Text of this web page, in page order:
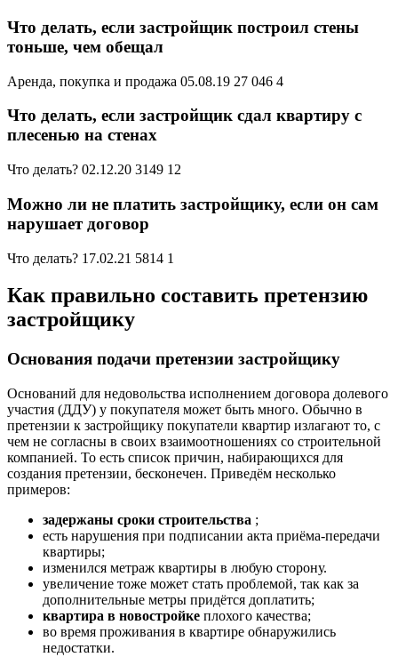
Что делать, если застройщик построил стены
тоньше, чем обещал
Аренда, покупка и продажа 05.08.19 27 046 4
Что делать, если застройщик сдал квартиру с
плесенью на стенах
Что делать? 02.12.20 3149 12
Можно ли не платить застройщику, если он сам
нарушает договор
Что делать? 17.02.21 5814 1
Как правильно составить претензию
застройщику
Основания подачи претензии застройщику
Оснований для недовольства исполнением договора долевого
участия (ДДУ) у покупателя может быть много. Обычно в
претензии к застройщику покупатели квартир излагают то, с
чем не согласны в своих взаимоотношениях со строительной
компанией. То есть список причин, набирающихся для
создания претензии, бесконечен. Приведём несколько
примеров:
задержаны сроки строительства ;
есть нарушения при подписании акта приёма-передачи
квартиры;
изменился метраж квартиры в любую сторону.
увеличение тоже может стать проблемой, так как за
дополнительные метры придётся доплатить;
квартира в новостройке плохого качества;
во время проживания в квартире обнаружились
недостатки.